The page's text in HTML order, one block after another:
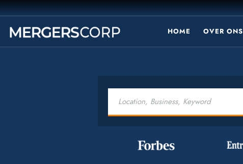
HOME OVER ONS